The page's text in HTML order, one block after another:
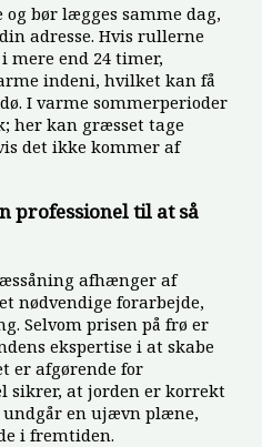
bør lægges samme dag,
adresse. Hvis rullerne
mere end 24 timer,
indeni, hvilket kan få
I varme sommerperioder
her kan græsset tage
det ikke kommer af
professionel til at så
afhænger af
nødvendige forarbejde,
Selvom prisen på frø er
ekspertise i at skabe
er afgørende for
sikrer, at jorden er korrekt
en ujævn plæne,
i fremtiden.